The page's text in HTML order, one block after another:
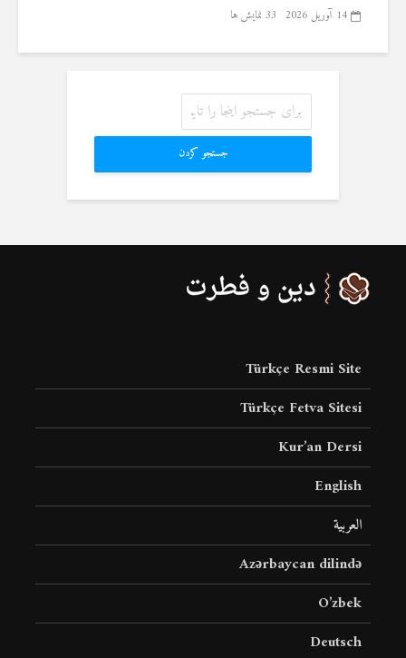
14 آوریل 2026 33 نمایش ها
جستجو کردن
Türkçe Resmi Site
Türkçe Fetva Sitesi
Kur’an Dersi
English
العربية
Azərbaycan dilində
O’zbek
Deutsch